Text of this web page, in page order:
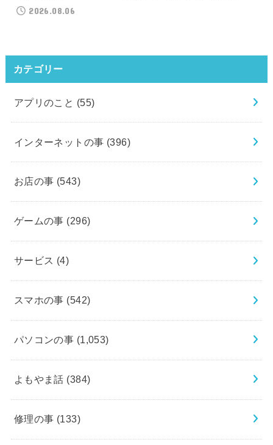
2026.08.06
カテゴリー
アプリのこと (55)
インターネットの事 (396)
お店の事 (543)
ゲームの事 (296)
サービス (4)
スマホの事 (542)
パソコンの事 (1,053)
よもやま話 (384)
修理の事 (133)